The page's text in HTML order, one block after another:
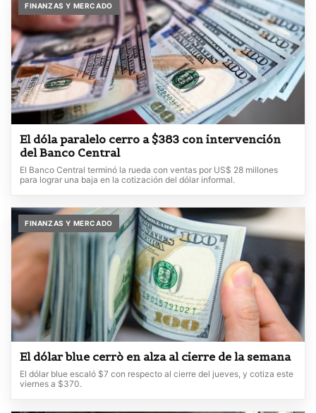
FINANZAS Y MERCADO
El dóla paralelo cerro a $383 con intervención
del Banco Central
El Banco Central terminó la rueda con ventas por US$ 28 millones
para lograr una baja en la cotización del dólar informal.
FINANZAS Y MERCADO
El dólar blue cerrò en alza al cierre de la semana
El dólar blue escaló $7 con respecto al cierre del jueves, y cotiza este
viernes a $370.